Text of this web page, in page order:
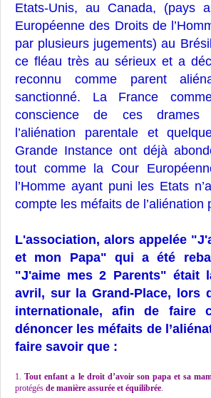
Etats-Unis, au Canada, (pays
Européenne des Droits de
par plusieurs jugements) au
ce fléau très au sérieux et a
reconnu comme parent
sanctionné. La France
conscience de ces drames
l’aliénation parentale et
Grande Instance ont déjà
tout comme la Cour
l’Homme ayant puni les Etats
compte les méfaits de l’aliénation
L'association, alors appelée
et mon Papa" qui a été
"J'aime mes 2 Parents" était
avril, sur la Grand-Place, lors
internationale, afin de faire
dénoncer les méfaits de
faire savoir que :
1.Tout enfant a le droit d’avoir son papa et sa
protégés de manière assurée et équilibrée